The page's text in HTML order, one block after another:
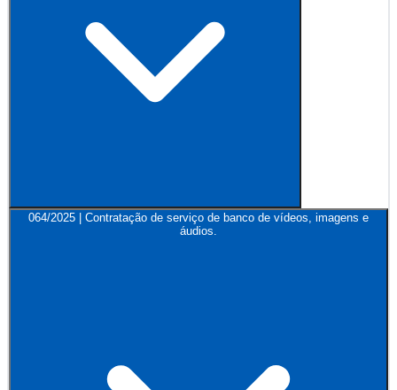
064/2025 | Contratação de serviço de banco de vídeos, imagens e
áudios.